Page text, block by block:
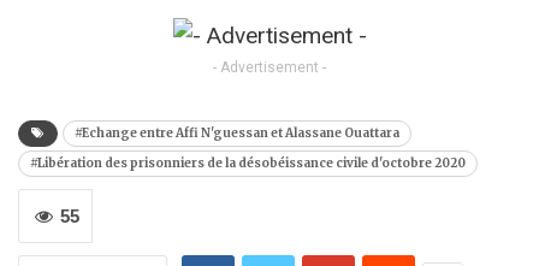
- Advertisement -
#Echange entre Affi N'guessan et Alassane Ouattara
#Libération des prisonniers de la désobéissance civile d'octobre 2020
55